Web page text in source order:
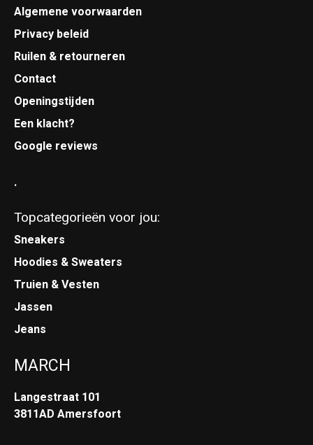
Algemene voorwaarden
Privacy beleid
Ruilen & retourneren
Contact
Openingstijden
Een klacht?
Google reviews
.
Topcategorieën voor jou:
Sneakers
Hoodies & Sweaters
Truien & Vesten
Jassen
Jeans
MARCH
Langestraat 101
3811AD Amersfoort